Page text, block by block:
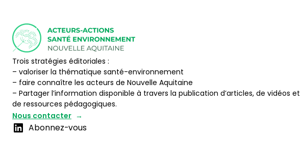
Trois stratégies éditoriales :
– valoriser la thématique santé-environnement
– faire connaître les acteurs de Nouvelle Aquitaine
– Partager l’information disponible à travers la publication d’articles, de vidéos et
de ressources pédagogiques.
Nous contacter
Abonnez-vous